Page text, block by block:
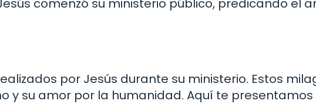
por Jesús durante su ministerio. Estos
y su amor por la humanidad. Aquí te presentamos